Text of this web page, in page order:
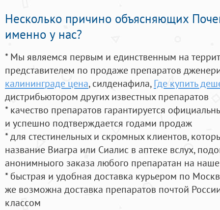
Несколько причино объясняющих
именно у нас?
* Мы являемся первым и единственным на
представителем по продаже препаратов
калининграде цена, силденафила, Где купить
дистрибьютором других известных препаратов
* качество препаратов гарантируется
и успешно подтверждается годами продаж
* для стестинельных и скромных клиентов,
название Виагра или Сиалис в аптеке вслух,
анонимныого заказа любого препаратан на
* быстрая и удобная доставка курьером по
же возможна доставка препаратов почтой
классом